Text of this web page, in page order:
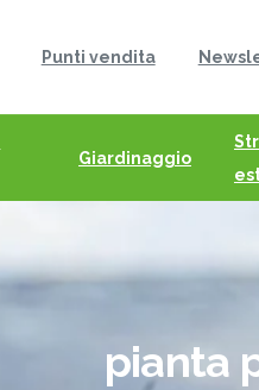
Punti vendita
Giardinaggio
pianta